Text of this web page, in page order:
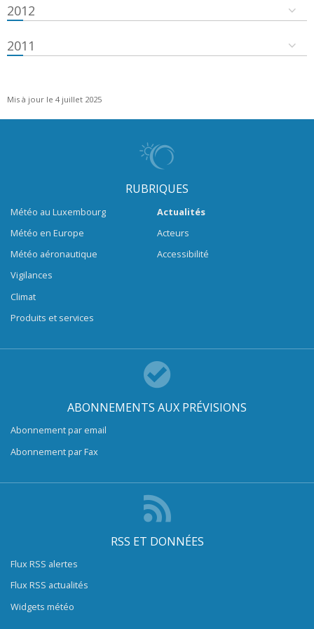
2012
2011
Mis à jour le 4 juillet 2025
RUBRIQUES
Météo au Luxembourg
Météo en Europe
Météo aéronautique
Vigilances
Climat
Produits et services
Actualités
Acteurs
Accessibilité
ABONNEMENTS AUX PRÉVISIONS
Abonnement par email
Abonnement par Fax
RSS ET DONNÉES
Flux RSS alertes
Flux RSS actualités
Widgets météo